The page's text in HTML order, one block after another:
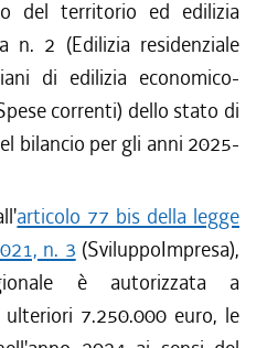
del territorio ed edilizia
n. 2 (Edilizia residenziale
di edilizia economico-
correnti) dello stato di
bilancio per gli anni 2025-
articolo 77 bis della legge
n. 3 (SviluppoImpresa),
è autorizzata a
7.250.000 euro, le